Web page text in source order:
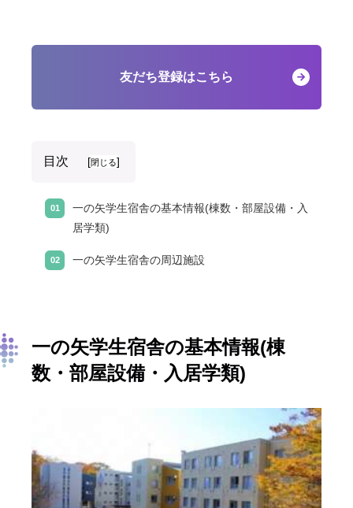
友だち登録はこちら
目次 [閉じる]
一の矢学生宿舎の基本情報(棟数・部屋設備・入
居学類)
一の矢学生宿舎の周辺施設
一の矢学生宿舎の基本情報(棟
数・部屋設備・入居学類)